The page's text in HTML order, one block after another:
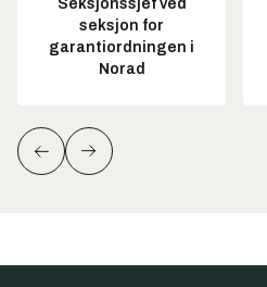
Seksjonssjef ved
seksjon for
garantiordningen i
Norad